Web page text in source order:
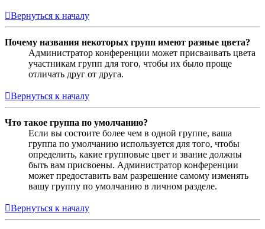
Вернуться к началу
Почему названия некоторых групп имеют разные цвета?
Администратор конференции может присваивать цвета
участникам групп для того, чтобы их было проще
отличать друг от друга.
Вернуться к началу
Что такое группа по умолчанию?
Если вы состоите более чем в одной группе, ваша
группа по умолчанию используется для того, чтобы
определить, какие групповые цвет и звание должны
быть вам присвоены. Администратор конференции
может предоставить вам разрешение самому изменять
вашу группу по умолчанию в личном разделе.
Вернуться к началу